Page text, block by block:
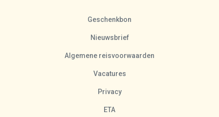
Geschenkbon
Nieuwsbrief
Algemene reisvoorwaarden
Vacatures
Privacy
ETA